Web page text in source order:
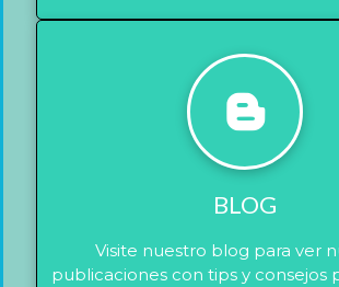
BLOG
Visite nuestro blog para ver
publicaciones con tips y consejos